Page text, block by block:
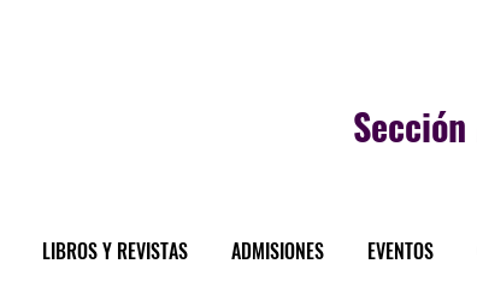
Sección
LIBROS Y REVISTAS ADMISIONES EVENTOS